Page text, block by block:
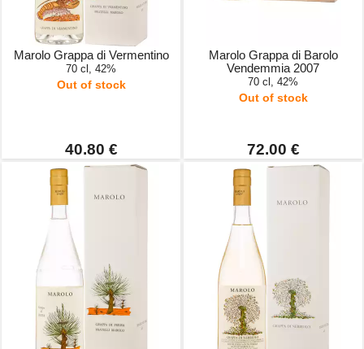
Marolo Grappa di Vermentino
70 cl, 42%
Out of stock
40.80 €
Marolo Grappa di Barolo
Vendemmia 2007
70 cl, 42%
Out of stock
72.00 €